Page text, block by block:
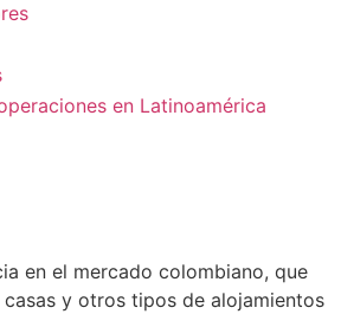
en Latinoamérica
en el mercado colombiano, que
y otros tipos de alojamientos